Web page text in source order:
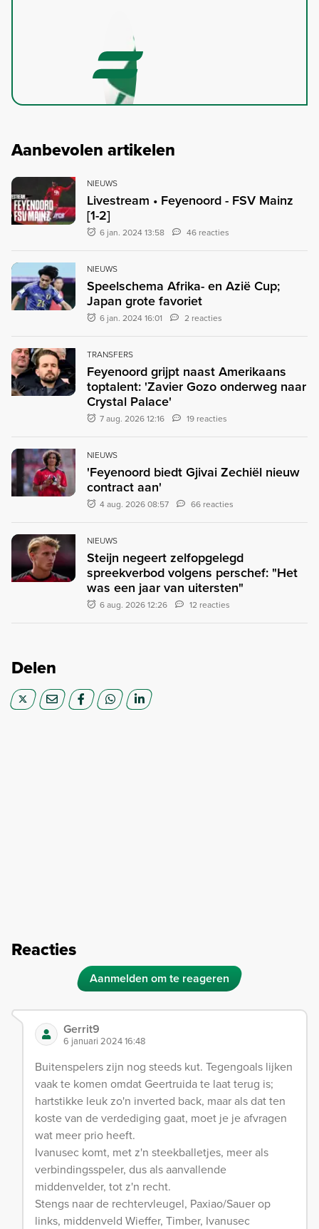
Aanbevolen artikelen
NIEUWS
Livestream • Feyenoord - FSV Mainz
[1-2]
6 jan. 2024 13:58 46 reacties
NIEUWS
Speelschema Afrika- en Azië Cup;
Japan grote favoriet
6 jan. 2024 16:01 2 reacties
TRANSFERS
Feyenoord grijpt naast Amerikaans
toptalent: 'Zavier Gozo onderweg naar
Crystal Palace'
7 aug. 2026 12:16 19 reacties
NIEUWS
'Feyenoord biedt Gjivai Zechiël nieuw
contract aan'
4 aug. 2026 08:57 66 reacties
NIEUWS
Steijn negeert zelfopgelegd
spreekverbod volgens perschef: "Het
was een jaar van uitersten"
6 aug. 2026 12:26 12 reacties
Delen
Reacties
Aanmelden om te reageren
Gerrit9
6 januari 2024 16:48
Buitenspelers zijn nog steeds kut. Tegengoals lijken
vaak te komen omdat Geertruida te laat terug is;
hartstikke leuk zo'n inverted back, maar als dat ten
koste van de verdediging gaat, moet je je afvragen
wat meer prio heeft.
Ivanusec komt, met z'n steekballetjes, meer als
verbindingsspeler, dus als aanvallende
middenvelder, tot z'n recht.
Stengs naar de rechtervleugel, Paxiao/Sauer op
links, middenveld Wieffer, Timber, Ivanusec